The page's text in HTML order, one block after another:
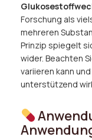
Forschung als
mehreren
Prinzip spiegelt
wider. Beachten
variieren kann
unterstützend